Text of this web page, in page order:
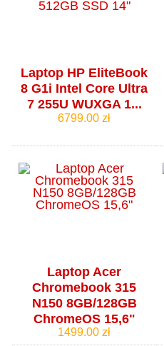
Laptop HP EliteBook
8 G1i Intel Core Ultra
7 255U WUXGA 1...
6799.00 zł
Laptop Acer
Chromebook 315
N150 8GB/128GB
ChromeOS 15,6"
1499.00 zł